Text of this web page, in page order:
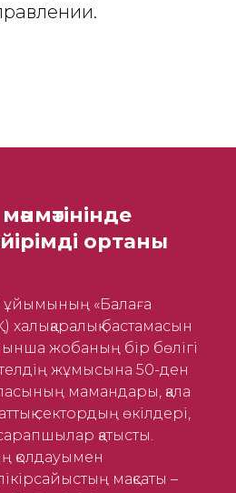
ортаны
«Балаға
халықаралық бастамасын
жобаның бір бөлігі
жұмысына 50-ден
мамандары, қала
сектордың өкілдері,
қатысты.
мақсаты –